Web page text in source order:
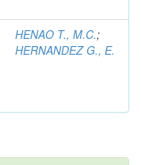
HENAO T., M.C.;
HERNANDEZ G., E.